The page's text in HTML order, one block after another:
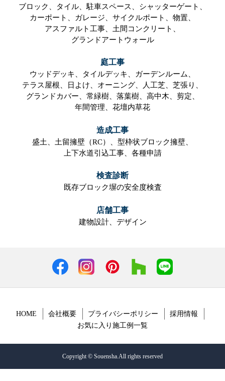
ブロック、
タイル、 駐車スペース、 シャッターゲート、
カーポート、
ガレージ、 サイクルポート、 物置、
アスファルト工事、 土間コンクリート、
グランドアートウォール
庭工事
ウッドデッキ、 タイルデッキ、
ガーデンルーム、
テラス屋根、
日よけ、 オーニング、 人工芝、 芝張り、
グランドカバー、 常緑樹、 落葉樹、 高中木、 剪定、
年間管理、 花壇内草花
造成工事
盛土、 土留擁壁（RC）、 型枠状ブロック擁壁、
上下水道引込工事、 各種申請
検査診断
既存ブロック塀の安全度検査
店舗工事
建物設計、 デザイン
HOME 会社概要 プライバシーポリシー
採用情報
お気に入り施工例一覧
Copyright © Souensha.All rights reserved